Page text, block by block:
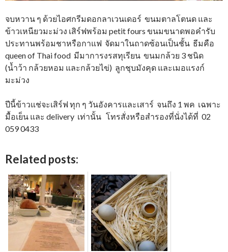
จบหวาน ๆ ด้วยไอศกรีมดอกลาเวนเดอร์ ขนมตาลโตนด และ
ข้าวเหนียวมะม่วง เสิร์ฟพร้อม petit fours ขนมขนาดพอคำรับ
ประทานพร้อมชาหรือกาแฟ จัดมาในถาดซ้อนเป็นชั้น ธีมคือ
queen of Thai food มีมาการงรสทุเรียน ขนมกล้วย 3 ชนิด
(น้ำว้า กล้วยหอม และกล้วยไข่) ลูกชุบมังคุด และเมอแรงก์
มะม่วง
ปีนี้ข้าวแช่จะเสิร์ฟ ทุก ๆ วันอังคารและเสาร์ จนถึง 1 พค เฉพาะ
มื้อเย็น และ delivery เท่านั้น โทรสั่งหรือสำรองที่นั่งได้ที่ 02
059 0433
Related posts: